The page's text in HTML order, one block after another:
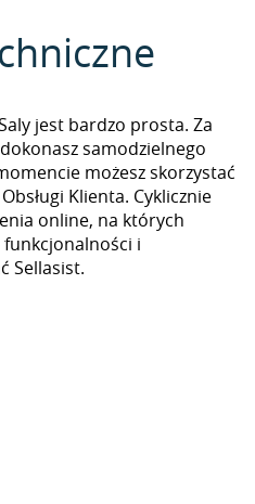
jest bardzo prosta. Za
samodzielnego
możesz skorzystać
Klienta. Cyklicznie
online, na których
i
Sellasist.